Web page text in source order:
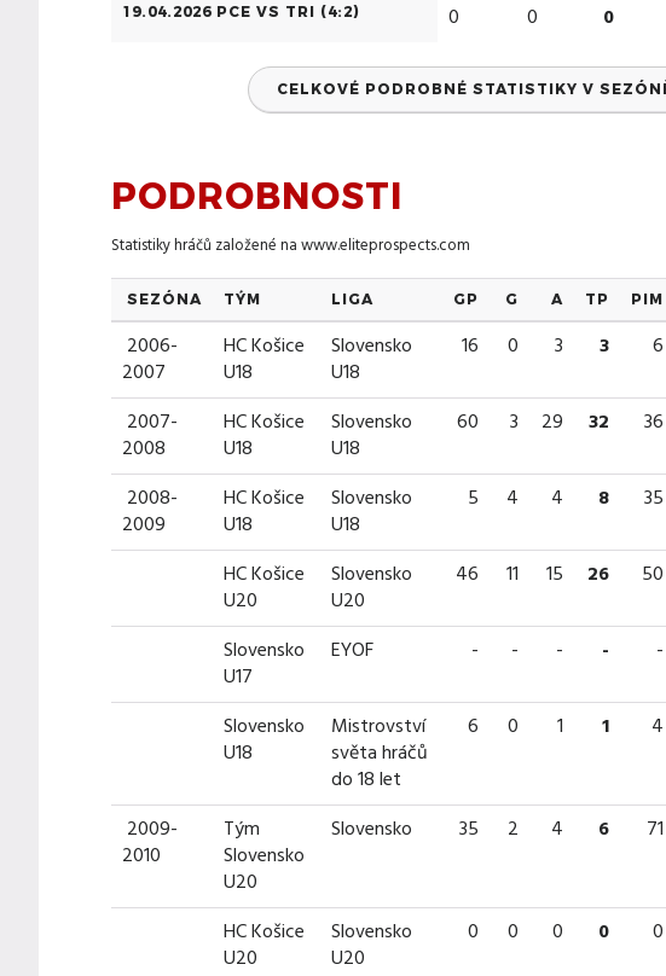
19.04.2026 PCE VS TRI (4:2) 0 0 0
CELKOVÉ PODROBNÉ STATISTIKY V
PODROBNOSTI
Statistiky hráčů založené nawww.eliteprospects.com
SEZÓNA TÝM LIGA GP G A TP PIM
2006-
2007
HC Košice
U18
Slovensko
U18
16 0 3 3 6
2007-
2008
HC Košice
U18
Slovensko
U18
60 3 29 32 36
2008-
2009
HC Košice
U18
Slovensko
U18
5 4 4 8 35
HC Košice
U20
Slovensko
U20
46 11 15 26 50
Slovensko
U17
EYOF - - - - -
Slovensko
U18
Mistrovství
světa hráčů
do 18 let
6 0 1 1 4
2009-
2010
Tým
Slovensko
U20
Slovensko 35 2 4 6 71
HC Košice
U20
Slovensko
U20
0 0 0 0 0